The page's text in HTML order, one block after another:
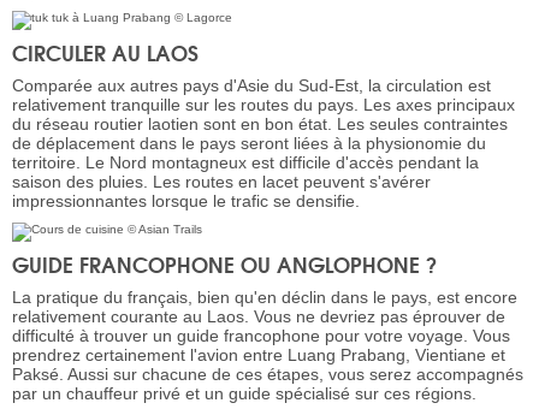
CIRCULER AU LAOS
Comparée aux autres pays d'Asie du Sud-Est, la circulation est
relativement tranquille sur les routes du pays. Les axes principaux
du réseau routier laotien sont en bon état. Les seules contraintes
de déplacement dans le pays seront liées à la physionomie du
territoire. Le Nord montagneux est difficile d'accès pendant la
saison des pluies. Les routes en lacet peuvent s'avérer
impressionnantes lorsque le trafic se densifie.
GUIDE FRANCOPHONE OU ANGLOPHONE ?
La pratique du français, bien qu'en déclin dans le pays, est encore
relativement courante au Laos. Vous ne devriez pas éprouver de
difficulté à trouver un guide francophone pour votre voyage. Vous
prendrez certainement l'avion entre Luang Prabang, Vientiane et
Paksé. Aussi sur chacune de ces étapes, vous serez accompagnés
par un chauffeur privé et un guide spécialisé sur ces régions.